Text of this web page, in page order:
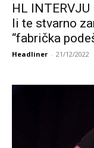
HL INTERVJU
li te stvarno
“fabrička
Headliner - 21/12/2022